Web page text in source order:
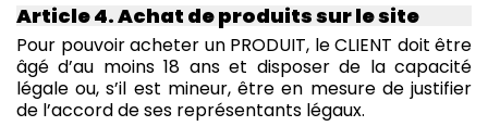
Article 4. Achat de produits sur le site
Pour pouvoir acheter un PRODUIT, le CLIENT doit être
âgé d’au moins 18 ans et disposer de la capacité
légale ou, s’il est mineur, être en mesure de justifier
de l’accord de ses représentants légaux.